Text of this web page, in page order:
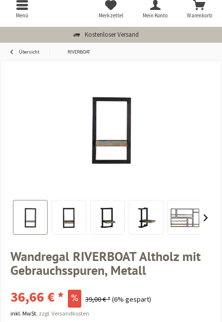
Kostenloser Versand
Menü Warenkorb
Merkzettel Mein Konto
Übersicht RIVERBOAT
Wandregal RIVERBOAT Altholz mit
Gebrauchsspuren, Metall
36,66 € * 39,00 € *(6% gespart)
inkl. MwSt. zzgl. Versandkosten